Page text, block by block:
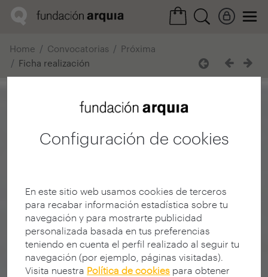
Configuración de cookies
En este sitio web usamos cookies de terceros
para recabar información estadística sobre tu
navegación y para mostrarte publicidad
personalizada basada en tus preferencias
teniendo en cuenta el perfil realizado al seguir tu
navegación (por ejemplo, páginas visitadas).
Visita nuestra Política de cookies para obtener
Home Convocatorias
Próxima
Ficha realización